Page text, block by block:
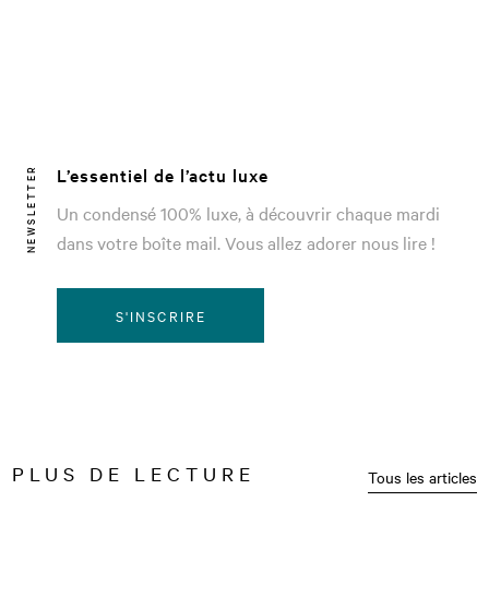
NEWSLETTER
L’essentiel de l’actu luxe
Un condensé 100% luxe, à découvrir chaque mardi
dans votre boîte mail. Vous allez adorer nous lire !
S'INSCRIRE
PLUS DE LECTURE Tous les articles